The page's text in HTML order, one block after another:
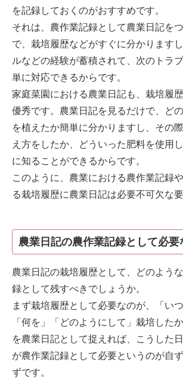
を記録しておくのがおすすめです。
それは、農作業記録として農業日記を
で、栽培履歴などがすぐに分かります
ルなどの経験が蓄積されて、次のトラ
単に対応できるからです。
家庭菜園における農業日記も、栽培履
優秀です。農業日記を見るだけで、ど
を植えたか簡単に分かりますし、その
え方をしたか、どういった肥料を使用
に知ることができるからです。
このように、農業における農作業記録
る栽培履歴に農業日記は必要不可欠な要
農業日記の農作業記録として必要
農業日記の栽培履歴として、どのよう
録として残すべきでしょうか。
まず栽培履歴として必要なのが、「い
「何を」「どのようにして」栽培した
を農業日記として捉えれば、こうした
が農作業記録として必要というのが自
ずです。